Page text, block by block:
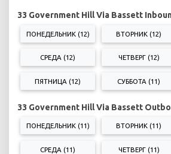
33 Government Hill Via Bassett
ПОНЕДЕЛЬНИК (12) ВТОРНИК (12)
СРЕДА (12) ЧЕТВЕРГ (12)
ПЯТНИЦА (12) СУББОТА (11)
33 Government Hill Via Bassett
ПОНЕДЕЛЬНИК (11) ВТОРНИК (11)
СРЕДА (11) ЧЕТВЕРГ (11)